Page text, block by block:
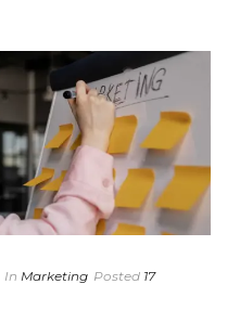
In Marketing Posted 17